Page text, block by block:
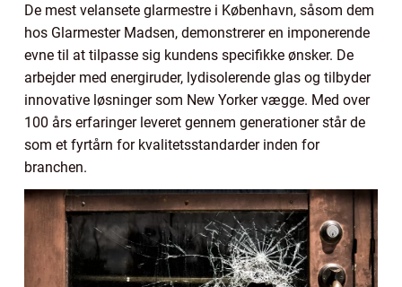
De mest velansete glarmestre i København, såsom dem
hos Glarmester Madsen, demonstrerer en imponerende
evne til at tilpasse sig kundens specifikke ønsker. De
arbejder med energiruder, lydisolerende glas og tilbyder
innovative løsninger som New Yorker vægge. Med over
100 års erfaringer leveret gennem generationer står de
som et fyrtårn for kvalitetsstandarder inden for
branchen.